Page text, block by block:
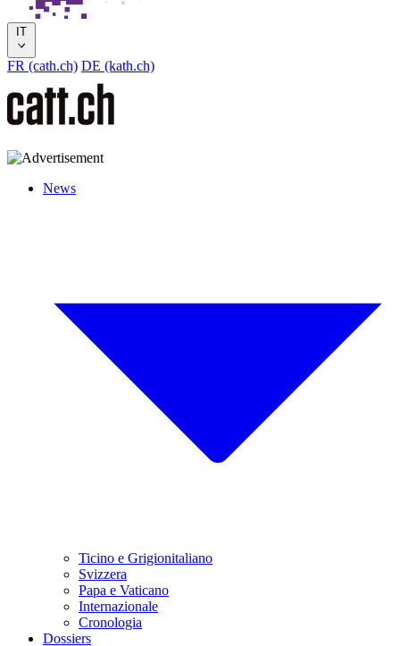
IT
FR (cath.ch) DE (kath.ch)
News
Ticino e Grigionitaliano
Svizzera
Papa e Vaticano
Internazionale
Cronologia
Dossiers